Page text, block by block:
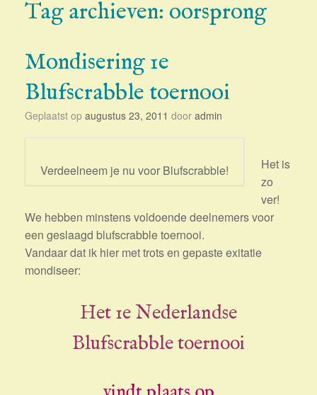
Tag archieven: oorsprong
Mondisering 1e
Blufscrabble toernooi
Geplaatst op augustus 23, 2011 door admin
Verdeelneem je nu voor Blufscrabble!
Het is
zo
ver!
We hebben minstens voldoende deelnemers voor
een geslaagd blufscrabble toernooi.
Vandaar dat ik hier met trots en gepaste exitatie
mondiseer:
Het 1e Nederlandse
Blufscrabble toernooi